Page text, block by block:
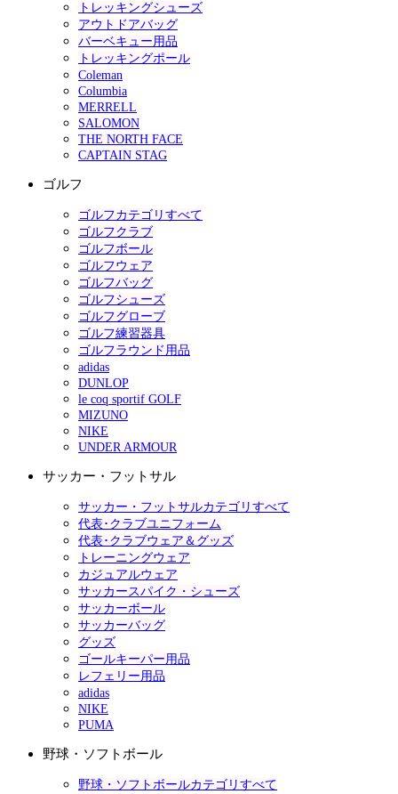
トレッキングシューズ
アウトドアバッグ
バーベキュー用品
トレッキングポール
Coleman
Columbia
MERRELL
SALOMON
THE NORTH FACE
CAPTAIN STAG
ゴルフ
ゴルフカテゴリすべて
ゴルフクラブ
ゴルフボール
ゴルフウェア
ゴルフバッグ
ゴルフシューズ
ゴルフグローブ
ゴルフ練習器具
ゴルフラウンド用品
adidas
DUNLOP
le coq sportif GOLF
MIZUNO
NIKE
UNDER ARMOUR
サッカー・フットサル
サッカー・フットサルカテゴリすべて
代表･クラブユニフォーム
代表･クラブウェア＆グッズ
トレーニングウェア
カジュアルウェア
サッカースパイク・シューズ
サッカーボール
サッカーバッグ
グッズ
ゴールキーパー用品
レフェリー用品
adidas
NIKE
PUMA
野球・ソフトボール
野球・ソフトボールカテゴリすべて